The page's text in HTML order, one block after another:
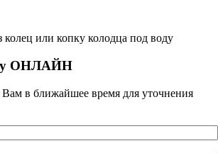
ОНЛАЙН
Вам в ближайшее время для уточнения